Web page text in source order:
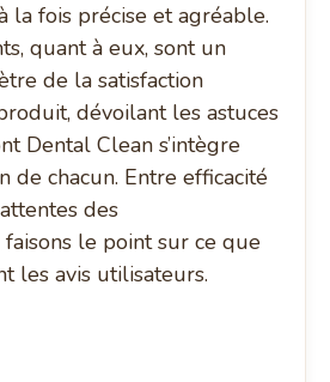
la fois précise et agréable.
quant à eux, sont un
de la satisfaction
dévoilant les astuces
Dental Clean s’intègre
de chacun. Entre efficacité
des
le point sur ce que
les avis utilisateurs.